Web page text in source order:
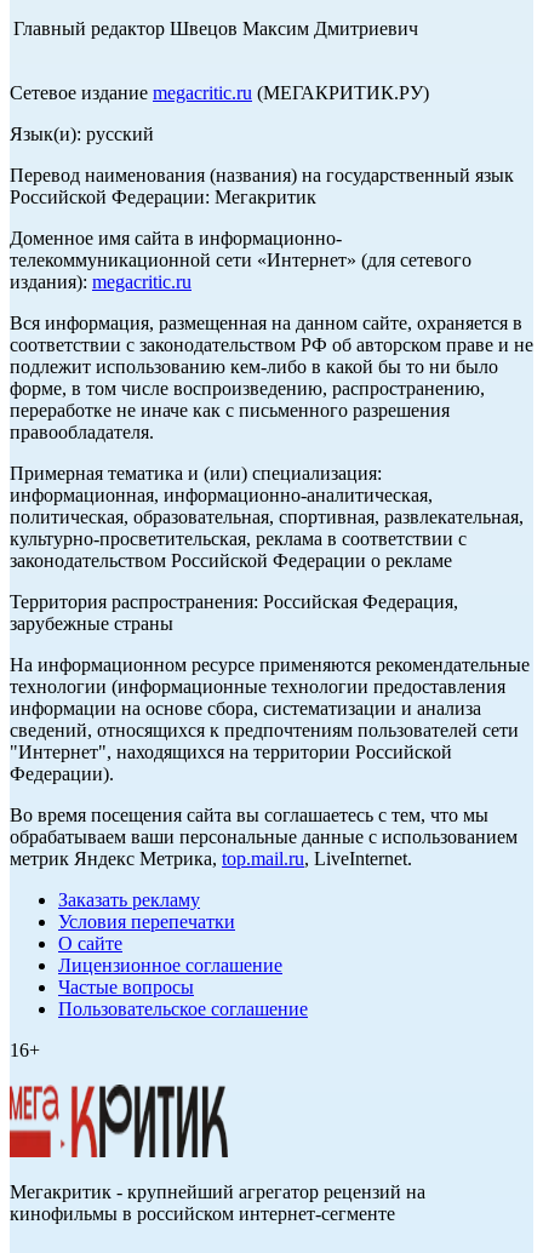
Главный редактор Швецов Максим Дмитриевич
Сетевое издание megacritic.ru (МЕГАКРИТИК.РУ)
Язык(и): русский
Перевод наименования (названия) на государственный язык
Российской Федерации: Мегакритик
Доменное имя сайта в информационно-
телекоммуникационной сети «Интернет» (для сетевого
издания): megacritic.ru
Вся информация, размещенная на данном сайте, охраняется в
соответствии с законодательством РФ об авторском праве и не
подлежит использованию кем-либо в какой бы то ни было
форме, в том числе воспроизведению, распространению,
переработке не иначе как с письменного разрешения
правообладателя.
Примерная тематика и (или) специализация:
информационная, информационно-аналитическая,
политическая, образовательная, спортивная, развлекательная,
культурно-просветительская, реклама в соответствии с
законодательством Российской Федерации о рекламе
Территория распространения: Российская Федерация,
зарубежные страны
На информационном ресурсе применяются рекомендательные
технологии (информационные технологии предоставления
информации на основе сбора, систематизации и анализа
сведений, относящихся к предпочтениям пользователей сети
"Интернет", находящихся на территории Российской
Федерации).
Во время посещения сайта вы соглашаетесь с тем, что мы
обрабатываем ваши персональные данные с использованием
метрик Яндекс Метрика, top.mail.ru, LiveInternet.
Заказать рекламу
Условия перепечатки
О сайте
Лицензионное соглашение
Частые вопросы
Пользовательское соглашение
16+
Мегакритик - крупнейший агрегатор рецензий на
кинофильмы в российском интернет-сегменте